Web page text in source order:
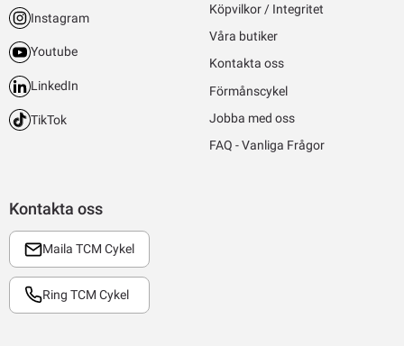
Kontakta oss
Maila TCM Cykel
Ring TCM Cykel
Instagram
Youtube
LinkedIn
TikTok
Köpvilkor / Integritet
Våra butiker
Kontakta oss
Förmånscykel
Jobba med oss
FAQ - Vanliga Frågor